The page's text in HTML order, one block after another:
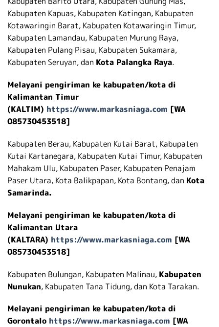
Kabupaten Kapuas, Kabupaten Katingan, Kabupaten
Kotawaringin Barat, Kabupaten Kotawaringin Timur,
Kabupaten Lamandau, Kabupaten Murung Raya,
Kabupaten Pulang Pisau, Kabupaten Sukamara,
Kabupaten Seruyan, dan Kota Palangka Raya.
Melayani pengiriman ke kabupaten/kota di
Kalimantan Timur
(KALTIM) https://www.markasniaga.com [WA
085730453518]
Kabupaten Berau, Kabupaten Kutai Barat, Kabupaten
Kutai Kartanegara, Kabupaten Kutai Timur, Kabupaten
Mahakam Ulu, Kabupaten Paser, Kabupaten Penajam
Paser Utara, Kota Balikpapan, Kota Bontang, dan Kota
Samarinda.
Melayani pengiriman ke kabupaten/kota di
Kalimantan Utara
(KALTARA) https://www.markasniaga.com [WA
085730453518]
Kabupaten Bulungan, Kabupaten Malinau, Kabupaten
Nunukan, Kabupaten Tana Tidung, dan Kota Tarakan.
Melayani pengiriman ke kabupaten/kota di
Gorontalo https://www.markasniaga.com [WA